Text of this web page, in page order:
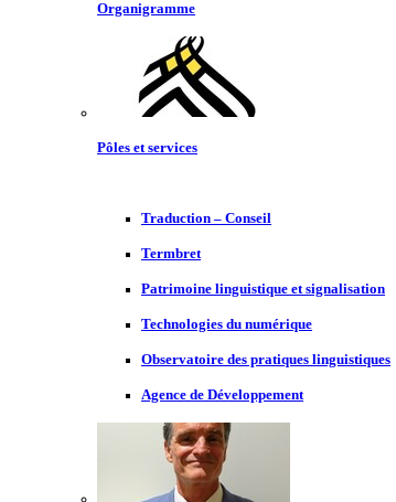
Organigramme
Pôles et services
Traduction – Conseil
Termbret
Patrimoine linguistique et signalisation
Technologies du numérique
Observatoire des pratiques linguistiques
Agence de Développement